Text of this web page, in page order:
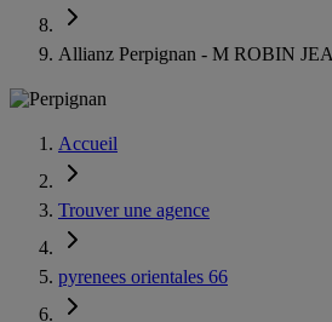
Allianz Perpignan - M ROBIN
Accueil
Trouver une agence
pyrenees orientales 66